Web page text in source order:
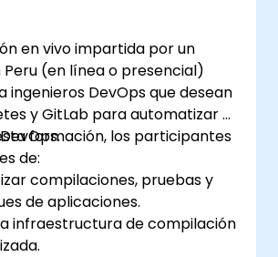
a los desarrolladores a
modernos con confianza y
procesos de desarrollo
más rápidos.
en vivo impartida por un
(en línea o presencial)
ingenieros DevOps que desean
y GitLab para automatizar el
formación, los participantes
de:
compilaciones, pruebas y
de aplicaciones.
infraestructura de compilación